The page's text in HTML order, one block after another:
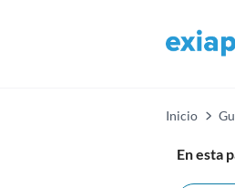
Inicio
En esta